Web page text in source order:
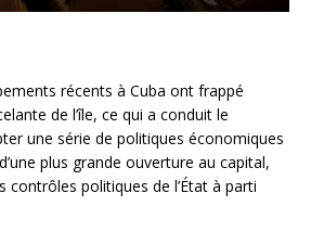
récents à Cuba ont frappé
de l’île, ce qui a conduit le
une série de politiques économiques
plus grande ouverture au capital,
politiques de l’État à parti